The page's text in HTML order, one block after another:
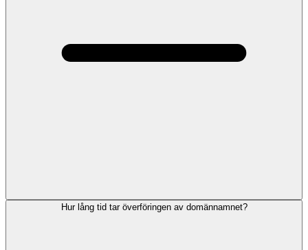
Hur lång tid tar överföringen av domännamnet?